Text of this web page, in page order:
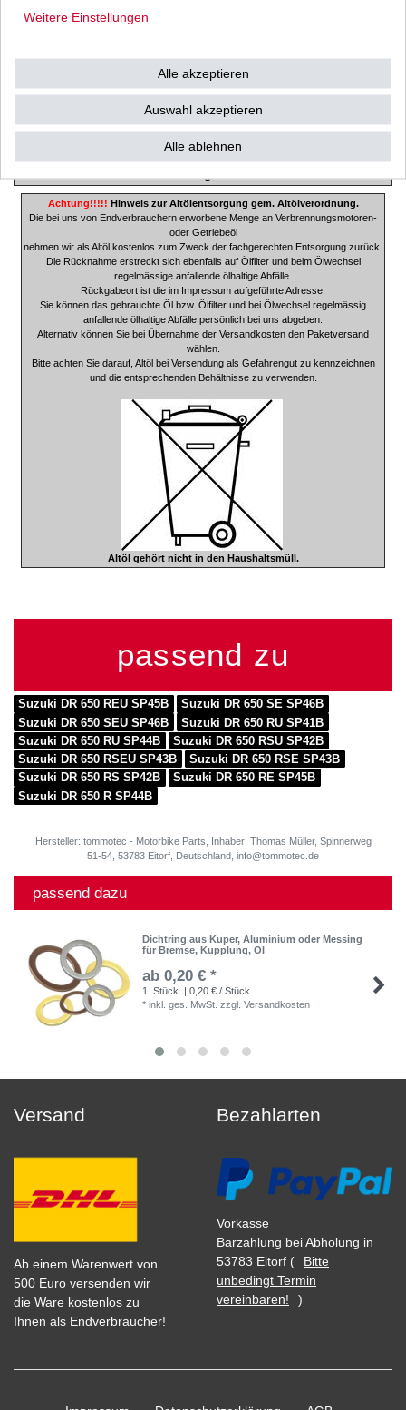
Hiflofiltro lässt als einziger (!!!) Filterhersteller seine Produkte beim
relevanten Kriterien mit dem jeweiligen Originalfilter verglichen. Eine
erfolgreiche Prüfung und Genehmigung durch den TÜV erfolgt nur (!!!),
wenn der Hiflofilter die Werte des Originalfilters erreicht oder sogar wie
bei einigen Ausführungen übertrifft.
So stellt der Technische Überwachungs- Verein (TÜV)
sicher, dass die Filter die Qualität der Erstausrüstung
Achtung!!!!! Hinweis zur Altölentsorgung gem. Altölverordnung.
Die bei uns von Endverbrauchern erworbene Menge an Verbrennungsmotoren-
oder Getriebeöl
nehmen wir als Altöl kostenlos zum Zweck der fachgerechten Entsorgung zurück.
Die Rücknahme erstreckt sich ebenfalls auf Ölfilter und beim Ölwechsel
regelmässige anfallende ölhaltige Abfälle.
Rückgabeort ist die im Impressum aufgeführte Adresse.
Sie können das gebrauchte Öl bzw. Ölfilter und bei Ölwechsel regelmässig
anfallende ölhaltige Abfälle persönlich bei uns abgeben.
Alternativ können Sie bei Übernahme der Versandkosten den Paketversand
wählen.
Bitte achten Sie darauf, Altöl bei Versendung als Gefahrengut zu kennzeichnen
und die entsprechenden Behältnisse zu verwenden.
Altöl gehört nicht in den Haushaltsmüll.
passend zu
Suzuki DR 650 REU SP45B
Suzuki DR 650 SE SP46B
Suzuki DR 650 SEU SP46B
Suzuki DR 650 RU SP41B
Suzuki DR 650 RU SP44B
Suzuki DR 650 RSU SP42B
Suzuki DR 650 RSEU SP43B
Suzuki DR 650 RSE SP43B
Suzuki DR 650 RS SP42B
Suzuki DR 650 RE SP45B
Suzuki DR 650 R SP44B
Hersteller: tommotec - Motorbike Parts, Inhaber: Thomas Müller, Spinnerweg
51-54, 53783 Eitorf, Deutschland, info@tommotec.de
passend dazu
Dichtring aus Kuper, Aluminium oder Messing
für Bremse, Kupplung, Öl
ab 0,20 € *
1 Stück
| 0,20 € / Stück
*inkl. ges. MwSt. zzgl.Versandkosten
Versand
Ab einem Warenwert von
500 Euro versenden wir
die Ware kostenlos zu
Ihnen als Endverbraucher!
Bezahlarten
Vorkasse
Barzahlung bei Abholung in
53783 Eitorf (
Bitte
unbedingt Termin
vereinbaren!
)
Weitere Einstellungen
Alle akzeptieren
Auswahl akzeptieren
Alle ablehnen